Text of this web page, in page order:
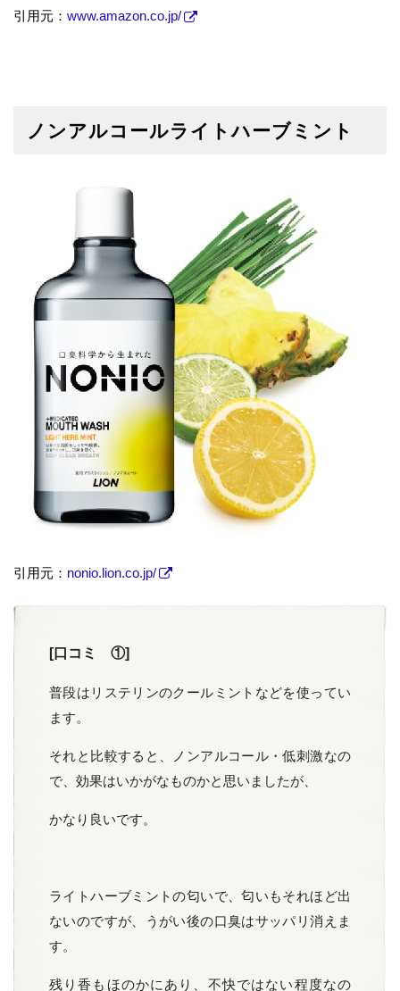
引用元： www.amazon.co.jp/
ノンアルコールライトハーブミント
引用元： nonio.lion.co.jp/
[口コミ ①]
普段はリステリンのクールミントなどを使ってい
ます。
それと比較すると、ノンアルコール・低刺激なの
で、効果はいかがなものかと思いましたが、
かなり良いです。
ライトハーブミントの匂いで、匂いもそれほど出
ないのですが、うがい後の口臭はサッパリ消えま
す。
残り香もほのかにあり、不快ではない程度なの